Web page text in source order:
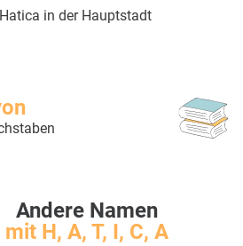
Hatica in der Hauptstadt
Andere Namen
mit H, A, T, I, C, A